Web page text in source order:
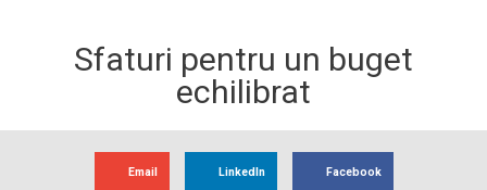
Sfaturi pentru un buget
echilibrat
Email LinkedIn Facebook